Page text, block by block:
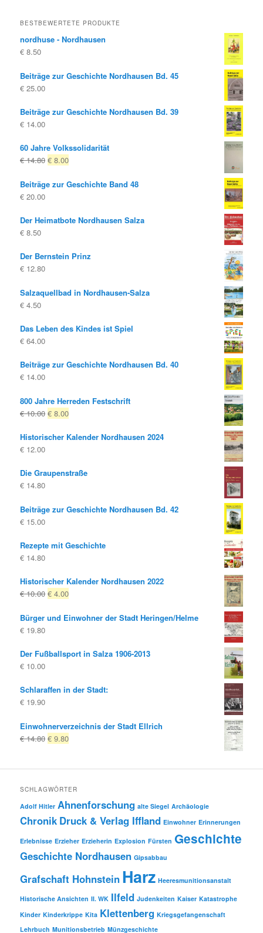
BESTBEWERTETE PRODUKTE
nordhuse - Nordhausen
€ 8.50
Beiträge zur Geschichte Nordhausen Bd. 45
€ 25.00
Beiträge zur Geschichte Nordhausen Bd. 39
€ 14.00
60 Jahre Volkssolidarität
€14.80 Ursprünglicher
war:
€ 8.00Aktueller
ist:
Beiträge zur Geschichte Band 48
€ 20.00
Der Heimatbote Nordhausen Salza
€ 8.50
Der Bernstein Prinz
€ 12.80
Salzaquellbad in Nordhausen-Salza
€ 4.50
Das Leben des Kindes ist Spiel
€ 64.00
Beiträge zur Geschichte Nordhausen Bd. 40
€ 14.00
800 Jahre Herreden Festschrift
€10.00 Ursprünglicher
war:
€ 8.00Aktueller
ist:
Historischer Kalender Nordhausen 2024
€ 12.00
Die Graupenstraße
€ 14.80
Beiträge zur Geschichte Nordhausen Bd. 42
€ 15.00
Rezepte mit Geschichte
€ 14.80
Historischer Kalender Nordhausen 2022
€10.00 Ursprünglicher
war:
€ 4.00Aktueller
ist:
Bürger und Einwohner der Stadt Heringen/Helme
€ 19.80
Der Fußballsport in Salza 1906-2013
€ 10.00
Schlaraffen in der Stadt:
€ 19.90
Einwohnerverzeichnis der Stadt Ellrich
€14.80 Ursprünglicher
€ 9.80Aktueller
SCHLAGWÖRTER
Adolf Hitler Ahnenforschung alte Siegel Archäologie
Chronik Druck & Verlag Iffland Einwohner Erinnerungen
Erlebnisse Erzieher Erzieherin Explosion Fürsten Geschichte
Geschichte Nordhausen Gipsabbau
Grafschaft Hohnstein Harz Heeresmunitionsanstalt
Historische Ansichten II. WK Ilfeld Judenkeiten Kaiser Katastrophe
Kinder Kinderkrippe Kita Klettenberg Kriegsgefangenschaft
Lehrbuch Munitionsbetrieb Münzgeschichte